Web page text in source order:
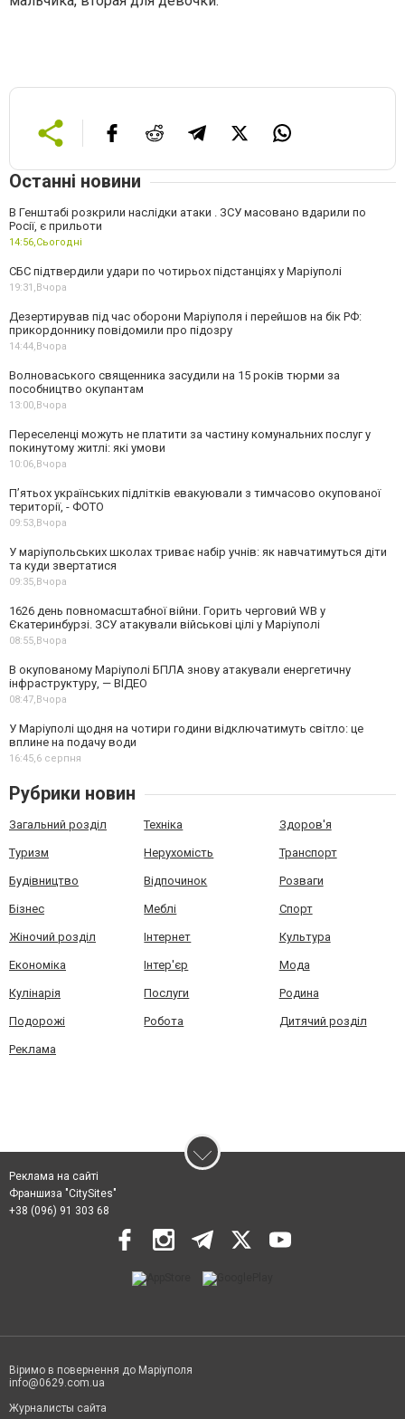
Останні новини
В Генштабі розкрили наслідки атаки . ЗСУ масовано вдарили по
Росії, є прильоти
14:56,Сьогодні
СБС підтвердили удари по чотирьох підстанціях у Маріуполі
19:31,Вчора
Дезертирував під час оборони Маріуполя і перейшов на бік РФ:
прикордоннику повідомили про підозру
14:44,Вчора
Волноваського священника засудили на 15 років тюрми за
пособництво окупантам
13:00,Вчора
Переселенці можуть не платити за частину комунальних послуг у
покинутому житлі: які умови
10:06,Вчора
П’ятьох українських підлітків евакуювали з тимчасово окупованої
території, - ФОТО
09:53,Вчора
У маріупольських школах триває набір учнів: як навчатимуться діти
та куди звертатися
09:35,Вчора
1626 день повномасштабної війни. Горить черговий WB у
Єкатеринбурзі. ЗСУ атакували військові цілі у Маріуполі
08:55,Вчора
В окупованому Маріуполі БПЛА знову атакували енергетичну
інфраструктуру, — ВІДЕО
08:47,Вчора
У Маріуполі щодня на чотири години відключатимуть світло: це
вплине на подачу води
16:45,6 серпня
Рубрики новин
Загальний розділ Техніка Здоров'я
Туризм Нерухомість Транспорт
Будівництво Відпочинок Розваги
Бізнес Меблі Спорт
Жіночий розділ Інтернет Культура
Економіка Інтер'єр Мода
Кулінарія Послуги Родина
Подорожі Робота Дитячий розділ
Реклама
Реклама на сайті
Франшиза "CitySites"
+38 (096) 91 303 68
Віримо в повернення до Маріуполя
info@0629.com.ua
Журналисты сайта